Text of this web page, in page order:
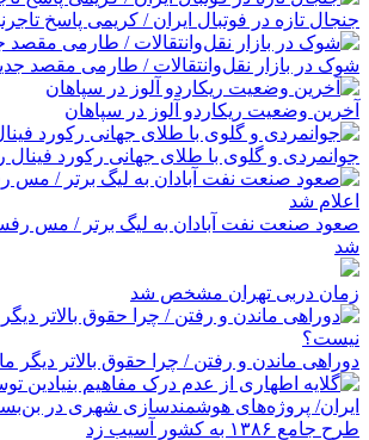
جنجال تازه در فوتبال ایران / کریمی پاسخ
شوک در بازار نقل‌وانتقالات / طارمی مقصد
آخرین وضعیت ریکاردو آلوز در سپاهان
جوانمردی و گلوی با طلای جهانی رکورد فینال
صعود صنعت نفت آبادان به لیگ برتر / مس
شد
زمان دربی تهران مشخص شد
دوراهی ماندن و رفتن / چرا حقوق بالاتر دیگر